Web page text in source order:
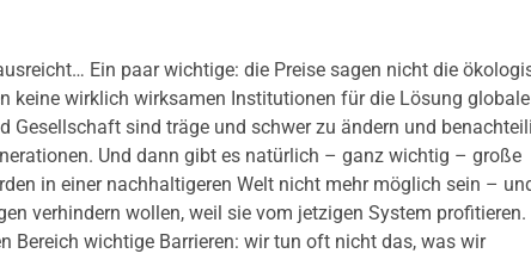
Ein paar wichtige: die Preise sagen nicht die
keine wirklich wirksamen Institutionen für die Lösung
Gesellschaft sind träge und schwer zu ändern und
Und dann gibt es natürlich – ganz wichtig – große
in einer nachhaltigeren Welt nicht mehr möglich sein –
verhindern wollen, weil sie vom jetzigen System profitieren.
wichtige Barrieren: wir tun oft nicht das, was wir